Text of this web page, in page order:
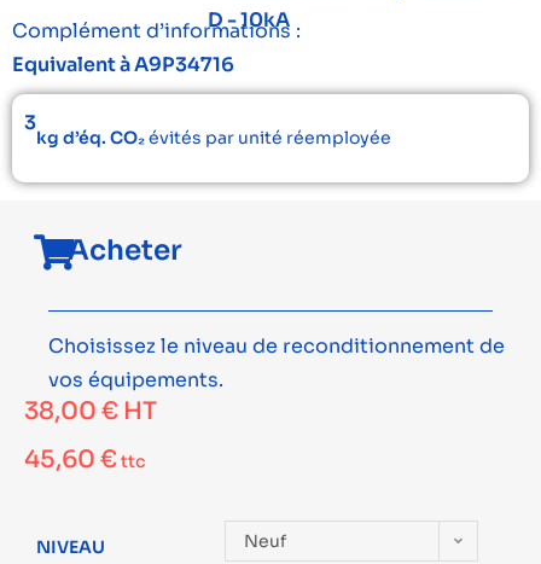
D - 10kA
Complément d’informations :
Equivalent à A9P34716
3
kg d’éq. CO₂évités par unité réemployée
Acheter
Choisissez le niveau de reconditionnement de
vos équipements.
38,00 € HT
45,60 €ttc
NIVEAU Neuf